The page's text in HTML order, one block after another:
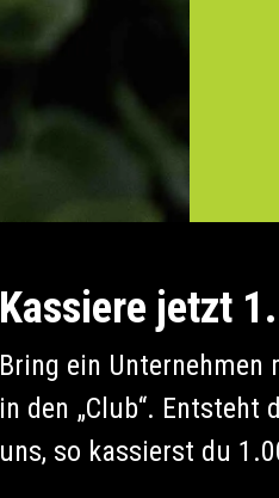
Kassiere jetzt
Bring ein
in den „Club“.
uns, so kassierst du